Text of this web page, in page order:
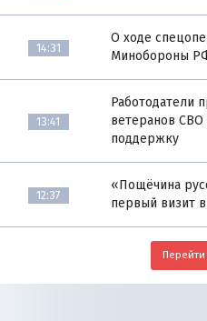
14:31
О ходе
Минобороны РФ
13:41
Работодатели
ветеранов СВО
поддержку
12:37
«Пощёчина
первый визит
Перейти